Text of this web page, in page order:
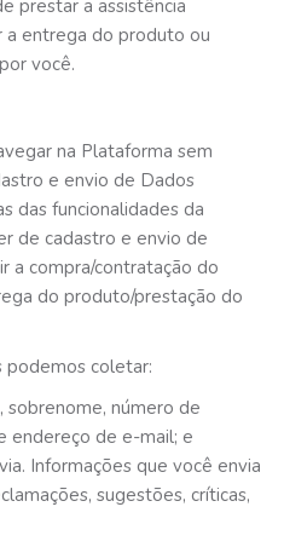
prestar a assistência
a entrega do produto ou
você.
na Plataforma sem
e envio de Dados
das funcionalidades da
de cadastro e envio de
a compra/contratação do
do produto/prestação do
podemos coletar:
número de
endereço de e-mail; e
Informações que você envia
sugestões, críticas,